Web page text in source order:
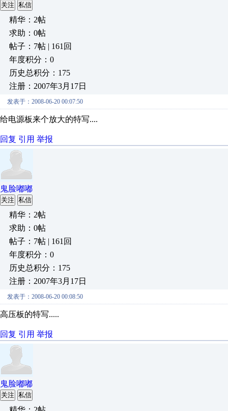
关注 私信
精华：2帖
求助：0帖
帖子：7帖 | 161回
年度积分：0
历史总积分：175
注册：2007年3月17日
发表于：2008-06-20 00:07:50
给电源板来个放大的特写....
回复 引用 举报
鬼脸嘟嘟
关注 私信
精华：2帖
求助：0帖
帖子：7帖 | 161回
年度积分：0
历史总积分：175
注册：2007年3月17日
发表于：2008-06-20 00:08:50
高压板的特写.....
回复 引用 举报
鬼脸嘟嘟
关注 私信